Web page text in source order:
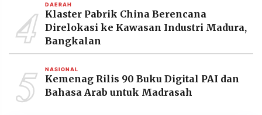
4 DAERAH
Klaster Pabrik China Berencana
Direlokasi ke Kawasan Industri Madura,
Bangkalan
5 NASIONAL
Kemenag Rilis 90 Buku Digital PAI dan
Bahasa Arab untuk Madrasah